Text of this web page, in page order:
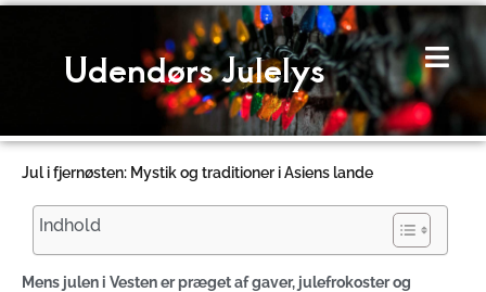
Gå
Udendørs Julelys
Jul i fjernøsten: Mystik og traditioner i Asiens lande
Indhold
Mens julen i Vesten er præget af gaver, julefrokoster og